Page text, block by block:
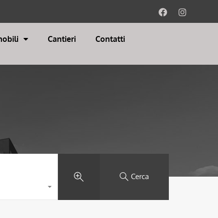
Cantieri Contatti
Cerca